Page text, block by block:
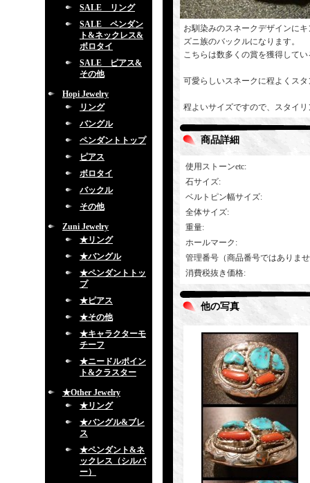
SALE リング
SALE ペンダン
ト&ネックレス&
ボロタイ
SALE ピアス&
その他
Hopi Jewelry
リング
バングル
ペンダントトップ
ピアス
ボロタイ
バックル
その他
Zuni Jewelry
★リング
★バングル
★ペンダントトッ
プ
★ピアス
★その他
★キャラクターモ
チーフ
★ニードルポイン
ト&クラスター
★Other Jewelry
★リング
★バングル&ブレ
ス
★ペンダント&ネ
ックレス（シルバ
ー）
お馴染みのスネークデザインに
ズニ族のバックルになります。
こちらは数多くの賞を獲得して
可愛らしいスネークに程よくス
程よいサイズですので、スタイ
商品詳細
使用ストーンetc:
石サイズ:
ベルトピン幅サイズ:
全体サイズ:
重量:
ホールマーク :
管理番号（商品番号ではありま
消費税抜き価格:
他の写真